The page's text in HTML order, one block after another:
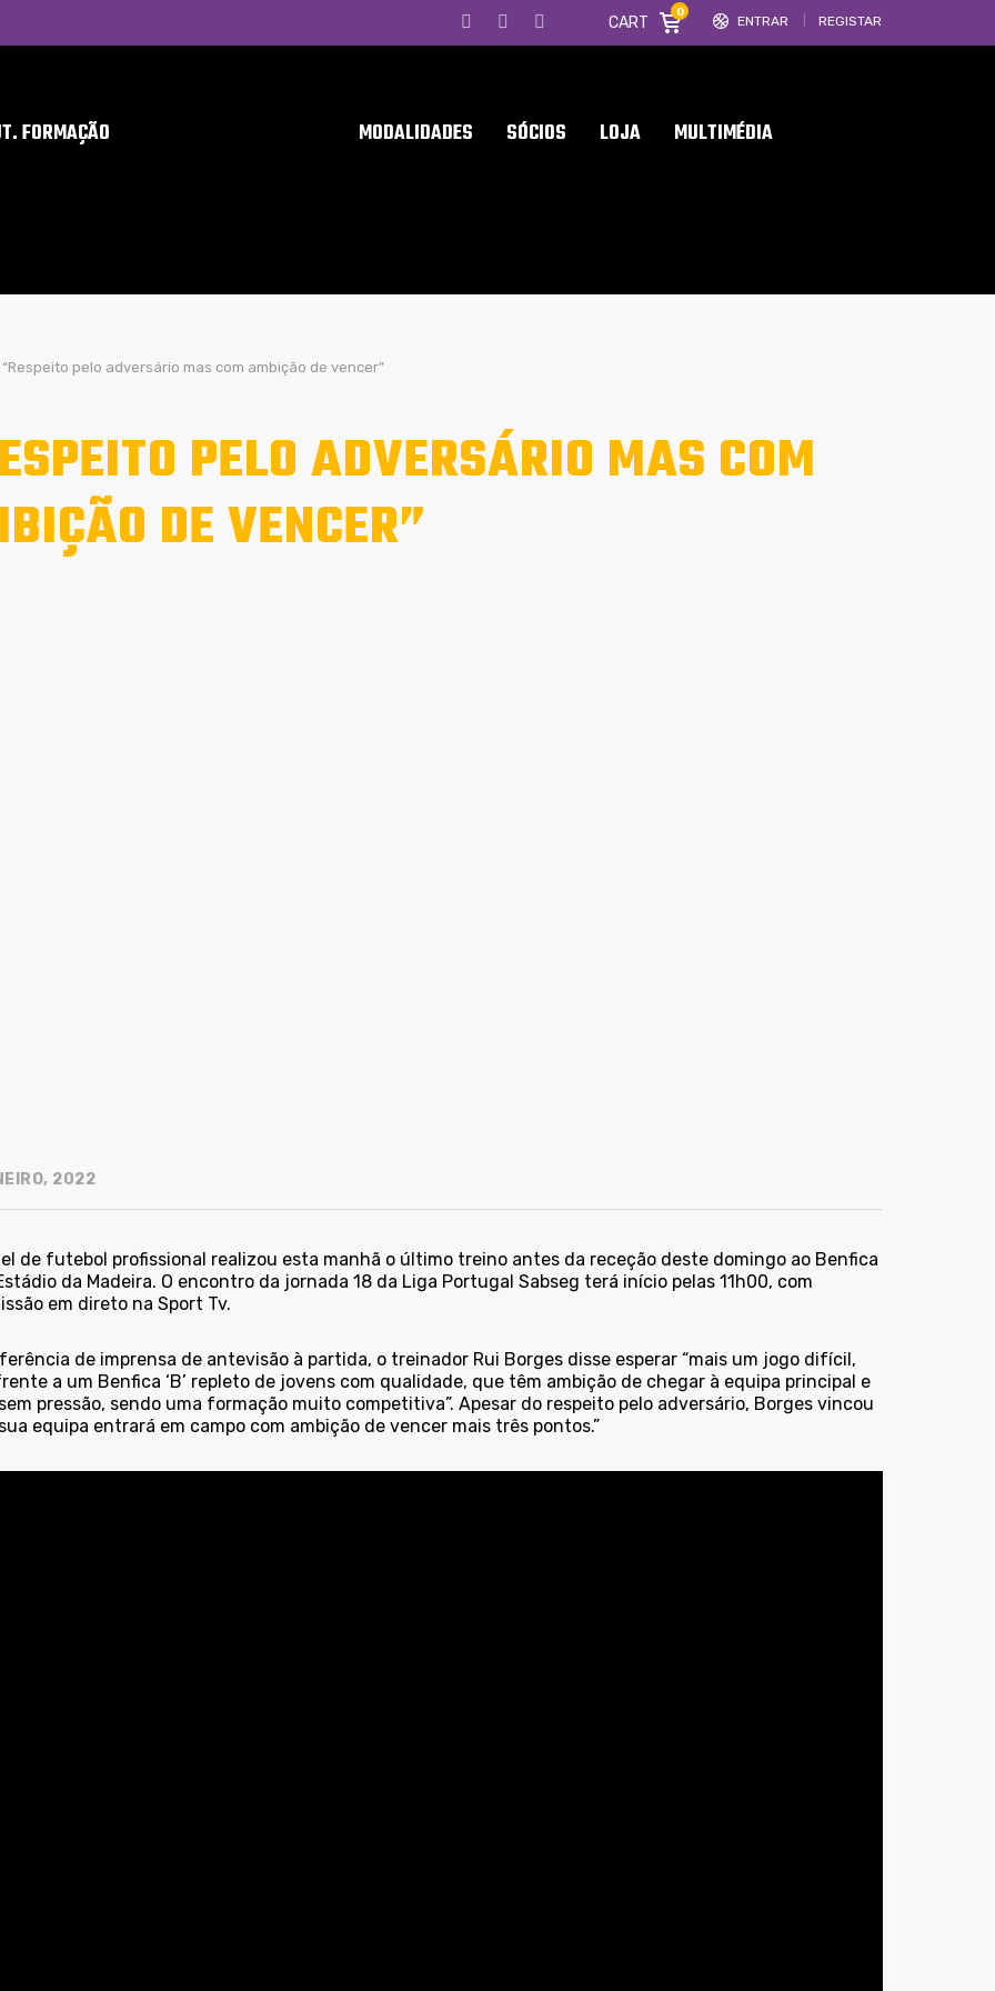
ENTRAR REGISTAR
CART
0
FORMAÇÃO MODALIDADES SÓCIOS LOJA MULTIMÉDIA
“Respeito pelo adversário mas com ambição de vencer”
PELO ADVERSÁRIO MAS COM
DE VENCER”
2022
de futebol profissional realizou esta manhã o último treino antes da receção deste domingo ao Benfica
Estádio da Madeira. O encontro da jornada 18 da Liga Portugal Sabseg terá início pelas 11h00, com
em direto na Sport Tv.
de imprensa de antevisão à partida, o treinador Rui Borges disse esperar “mais um jogo difícil,
a um Benfica ‘B’ repleto de jovens com qualidade, que têm ambição de chegar à equipa principal e
pressão, sendo uma formação muito competitiva”. Apesar do respeito pelo adversário, Borges vincou
equipa entrará em campo com ambição de vencer mais três pontos.”